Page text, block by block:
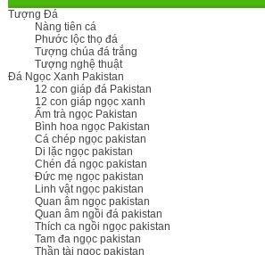
Tượng Đá
Nàng tiên cá
Phước lộc thọ đá
Tượng chúa đá trắng
Tượng nghệ thuật
Đá Ngọc Xanh Pakistan
12 con giáp đá Pakistan
12 con giáp ngọc xanh
Ấm trà ngọc Pakistan
Bình hoa ngọc Pakistan
Cá chép ngọc pakistan
Di lặc ngọc pakistan
Chén đá ngọc pakistan
Đức mẹ ngọc pakistan
Linh vật ngọc pakistan
Quan âm ngọc pakistan
Quan âm ngồi đá pakistan
Thích ca ngồi ngọc pakistan
Tam đa ngọc pakistan
Thần tài ngọc pakistan